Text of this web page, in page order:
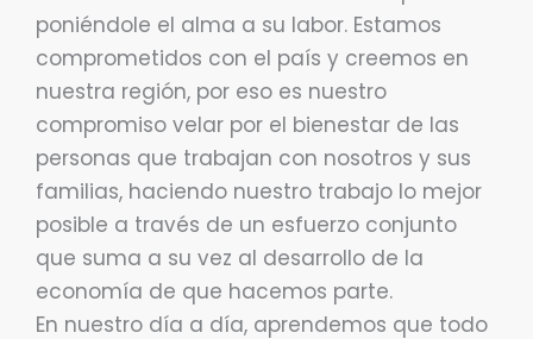
poniéndole el alma a su labor. Estamos
comprometidos con el país y creemos en
nuestra región, por eso es nuestro
compromiso velar por el bienestar de las
personas que trabajan con nosotros y sus
familias, haciendo nuestro trabajo lo mejor
posible a través de un esfuerzo conjunto
que suma a su vez al desarrollo de la
economía de que hacemos parte.
En nuestro día a día, aprendemos que todo